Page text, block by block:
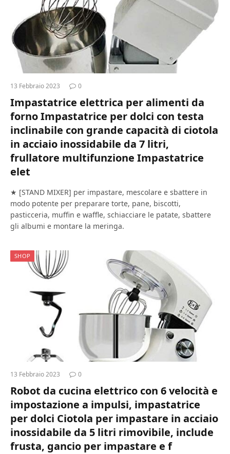
13 Febbraio 2023 0
Impastatrice elettrica per alimenti da
forno Impastatrice per dolci con testa
inclinabile con grande capacità di ciotola
in acciaio inossidabile da 7 litri,
frullatore multifunzione Impastatrice
elet
★ [STAND MIXER] per impastare, mescolare e sbattere in
modo potente per preparare torte, pane, biscotti,
pasticceria, muffin e waffle, schiacciare le patate, sbattere
gli albumi e montare la meringa.
SHOP
13 Febbraio 2023 0
Robot da cucina elettrico con 6 velocità e
impostazione a impulsi, impastatrice
per dolci Ciotola per impastare in acciaio
inossidabile da 5 litri rimovibile, include
frusta, gancio per impastare e f